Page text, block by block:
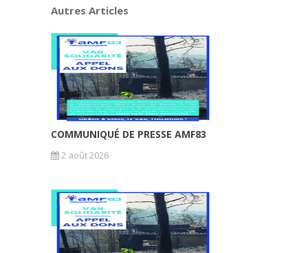
Autres Articles
COMMUNIQUÉ DE PRESSE AMF83
2 août 2026